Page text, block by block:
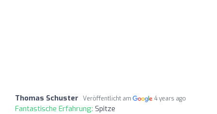
Thomas Schuster Veröffentlicht am 4 years ago
Fantastische Erfahrung: Spitze